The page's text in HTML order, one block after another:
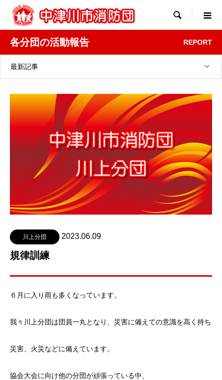

各分団の活動報告 REPORT
最新記事
川上分団 2023.06.09
規律訓練
６月に入り雨も多くなっています。
我々川上分団は団員一丸となり、災害に備えての意識を高く持ち
災害、火災などに備えています。
協会大会に向け他の分団が頑張っている中、